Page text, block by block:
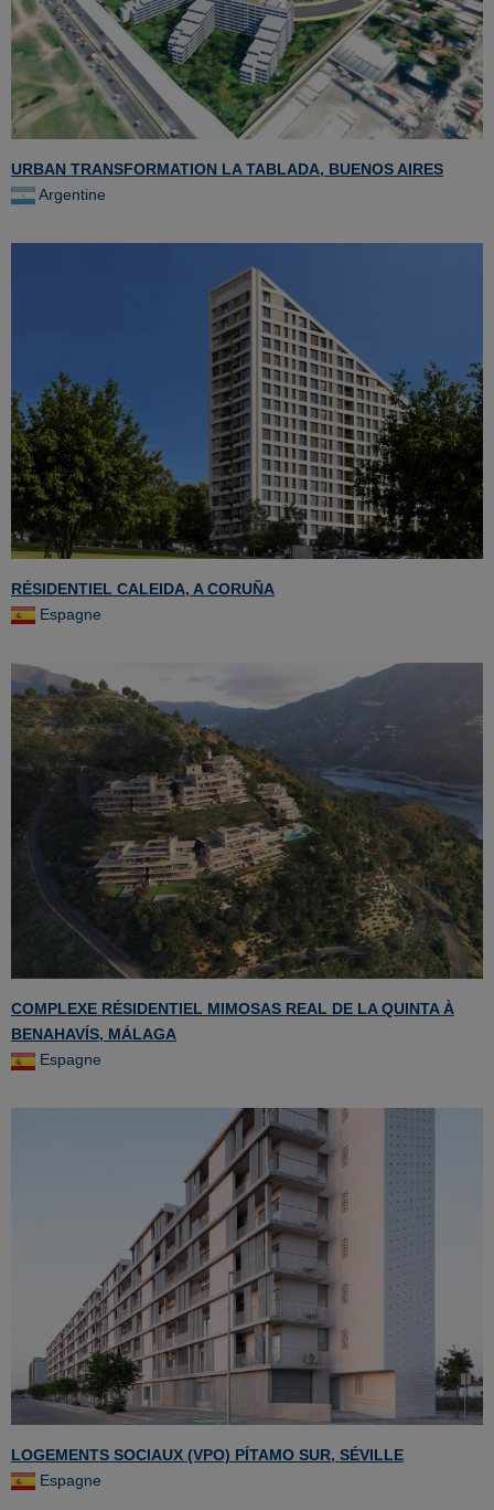
URBAN TRANSFORMATION LA TABLADA, BUENOS AIRES
Argentine
RÉSIDENTIEL CALEIDA, A CORUÑA
Espagne
COMPLEXE RÉSIDENTIEL MIMOSAS REAL DE LA QUINTA À
BENAHAVÍS, MÁLAGA
Espagne
LOGEMENTS SOCIAUX (VPO) PÍTAMO SUR, SÉVILLE
Espagne